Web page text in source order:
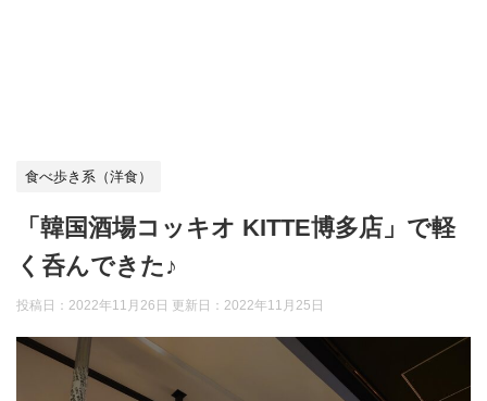
食べ歩き系（洋食）
「韓国酒場コッキオ KITTE博多店」で軽
く呑んできた♪
投稿日：2022年11月26日 更新日： 2022年11月25日